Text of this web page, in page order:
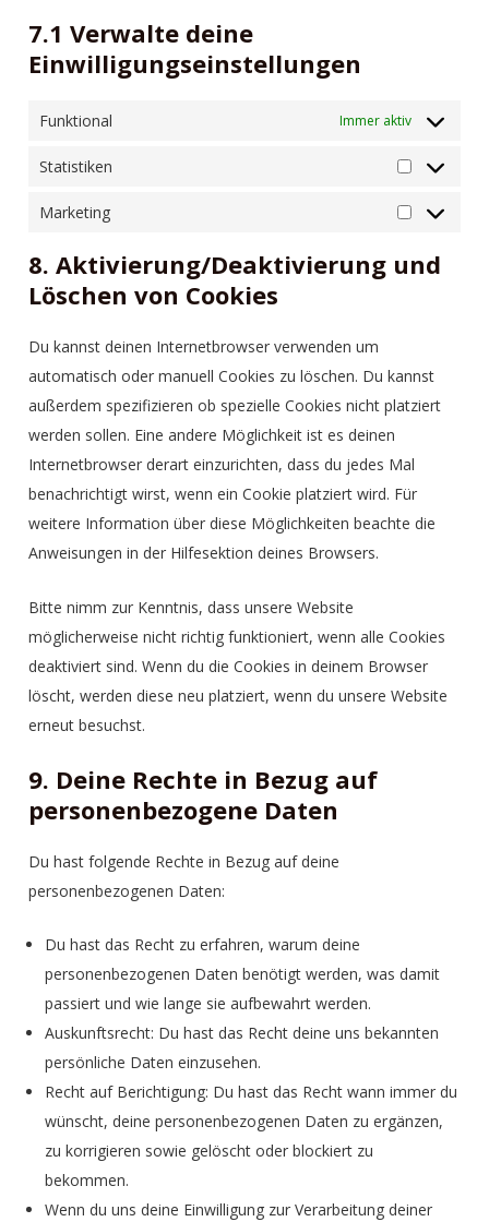
7.1 Verwalte deine
Einwilligungseinstellungen
Funktional Immer aktiv
Statistiken
Marketing
8. Aktivierung/Deaktivierung und
Löschen von Cookies
Du kannst deinen Internetbrowser verwenden um
automatisch oder manuell Cookies zu löschen. Du kannst
außerdem spezifizieren ob spezielle Cookies nicht platziert
werden sollen. Eine andere Möglichkeit ist es deinen
Internetbrowser derart einzurichten, dass du jedes Mal
benachrichtigt wirst, wenn ein Cookie platziert wird. Für
weitere Information über diese Möglichkeiten beachte die
Anweisungen in der Hilfesektion deines Browsers.
Bitte nimm zur Kenntnis, dass unsere Website
möglicherweise nicht richtig funktioniert, wenn alle Cookies
deaktiviert sind. Wenn du die Cookies in deinem Browser
löscht, werden diese neu platziert, wenn du unsere Website
erneut besuchst.
9. Deine Rechte in Bezug auf
personenbezogene Daten
Du hast folgende Rechte in Bezug auf deine
personenbezogenen Daten:
Du hast das Recht zu erfahren, warum deine
personenbezogenen Daten benötigt werden, was damit
passiert und wie lange sie aufbewahrt werden.
Auskunftsrecht: Du hast das Recht deine uns bekannten
persönliche Daten einzusehen.
Recht auf Berichtigung: Du hast das Recht wann immer du
wünscht, deine personenbezogenen Daten zu ergänzen,
zu korrigieren sowie gelöscht oder blockiert zu
bekommen.
Wenn du uns deine Einwilligung zur Verarbeitung deiner